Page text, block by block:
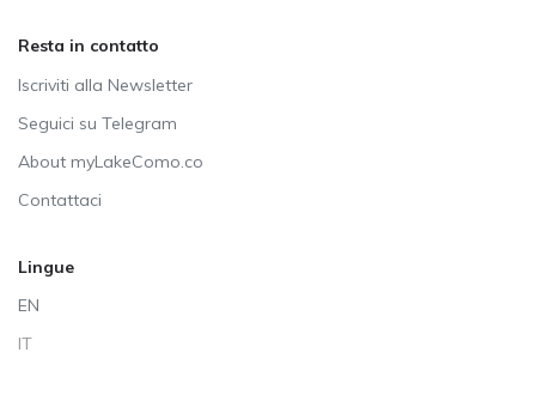
Resta in contatto
Iscriviti alla Newsletter
Seguici su Telegram
About myLakeComo.co
Contattaci
Lingue
EN
IT